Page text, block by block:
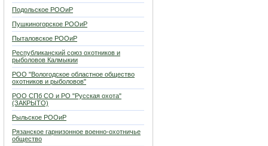
Подольское РООиР
Пушкиногорское РООиР
Пыталовское РООиР
Республиканский союз охотников и
рыболовов Калмыкии
РОО "Вологодское областное общество
охотников и рыболовов"
РОО СПб СО и РО "Русская охота"
(ЗАКРЫТО)
Рыльское РООиР
Рязанское гарнизонное военно-охотничье
общество